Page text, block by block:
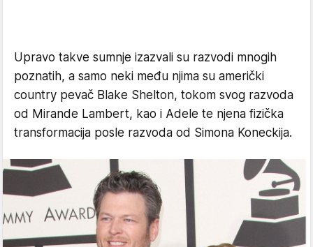
Upravo takve sumnje izazvali su razvodi mnogih
poznatih, a samo neki među njima su američki
country pevač Blake Shelton, tokom svog razvoda
od Mirande Lambert, kao i Adele te njena fizička
transformacija posle razvoda od Simona Koneckija.